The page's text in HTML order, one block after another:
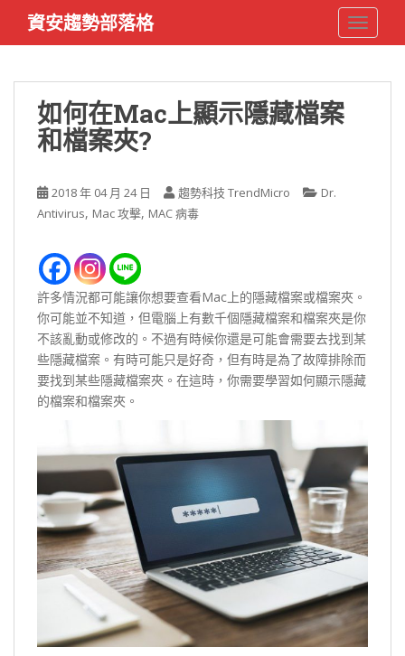
i
資安趨勢部落格
如何在Mac上顯示隱藏檔案
和檔案夾?
2018 年 04 月 24 日 趨勢科技 TrendMicro
Dr.
Antivirus, Mac 攻擊, MAC 病毒
許多情況都可能讓你想要查看Mac上的隱藏檔案或檔案夾。
你可能並不知道，但電腦上有數千個隱藏檔案和檔案夾是你
不該亂動或修改的。不過有時候你還是可能會需要去找到某
些隱藏檔案。有時可能只是好奇，但有時是為了故障排除而
要找到某些隱藏檔案夾。在這時，你需要學習如何顯示隱藏
的檔案和檔案夾。